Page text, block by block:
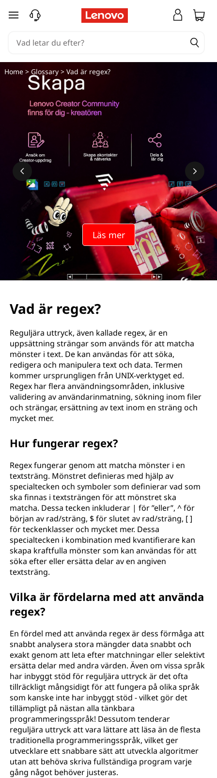
hoppa vidare till huvudinnehållet
Läs mer
Home> Glossary> Vad är regex?
Vad är regex?
Reguljära uttryck, även kallade regex, är en
uppsättning strängar som används för att matcha
mönster i text. De kan användas för att söka,
redigera och manipulera text och data. Termen
kommer ursprungligen från UNIX-verktyget ed.
Regex har flera användningsområden, inklusive
validering av användarinmatning, sökning inom filer
och strängar, ersättning av text inom en sträng och
mycket mer.
Hur fungerar regex?
Regex fungerar genom att matcha mönster i en
textsträng. Mönstret definieras med hjälp av
specialtecken och symboler som definierar vad som
ska finnas i textsträngen för att mönstret ska
matcha. Dessa tecken inkluderar | för ”eller”, ^ för
början av rad/sträng, $ för slutet av rad/sträng, [ ]
för teckenklasser och mycket mer. Dessa
specialtecken i kombination med kvantifierare kan
skapa kraftfulla mönster som kan användas för att
söka efter eller ersätta delar av en angiven
textsträng.
Vilka är fördelarna med att använda
regex?
En fördel med att använda regex är dess förmåga att
snabbt analysera stora mängder data snabbt och
exakt genom att leta efter matchningar eller selektivt
ersätta delar med andra värden. Även om vissa språk
har inbyggt stöd för reguljära uttryck är det ofta
tillräckligt mångsidigt för att fungera på olika språk
som kanske inte har inbyggt stöd - vilket gör det
tillämpligt på nästan alla tänkbara
programmeringsspråk! Dessutom tenderar
reguljära uttryck att vara lättare att läsa än de flesta
traditionella programmeringsspråk, vilket ger
utvecklare ett snabbare sätt att utveckla algoritmer
utan att behöva skriva fullständiga program varje
gång något behöver justeras.